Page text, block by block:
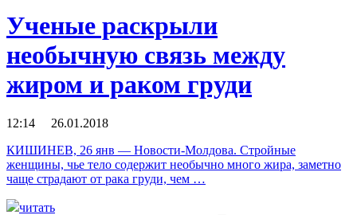
Ученые раскрыли
необычную связь между
жиром и раком груди
12:14 26.01.2018
КИШИНЕВ, 26 янв — Новости-Молдова. Стройные
женщины, чье тело содержит необычно много жира, заметно
чаще страдают от рака груди, чем …
читать